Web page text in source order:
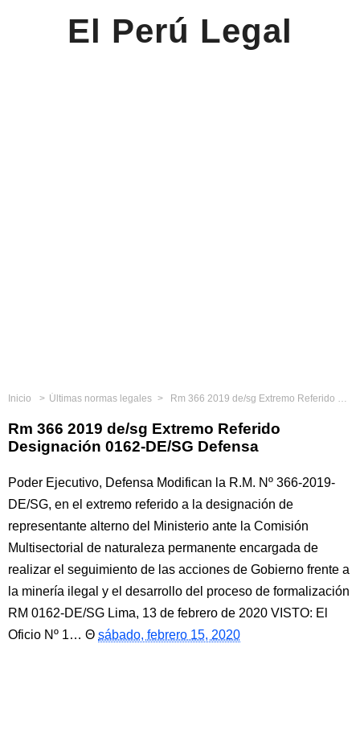
El Perú Legal
Inicio Últimas normas legales Rm 366 2019 de/sg Extremo Referido Designación 0162-DE/SG Defensa
Rm 366 2019 de/sg Extremo Referido
Designación 0162-DE/SG Defensa
Poder Ejecutivo, Defensa Modifican la R.M. Nº 366-2019-
DE/SG, en el extremo referido a la designación de
representante alterno del Ministerio ante la Comisión
Multisectorial de naturaleza permanente encargada de
realizar el seguimiento de las acciones de Gobierno frente a
la minería ilegal y el desarrollo del proceso de formalización
RM 0162-DE/SG Lima, 13 de febrero de 2020 VISTO: El
Oficio Nº 1…
sábado, febrero 15, 2020